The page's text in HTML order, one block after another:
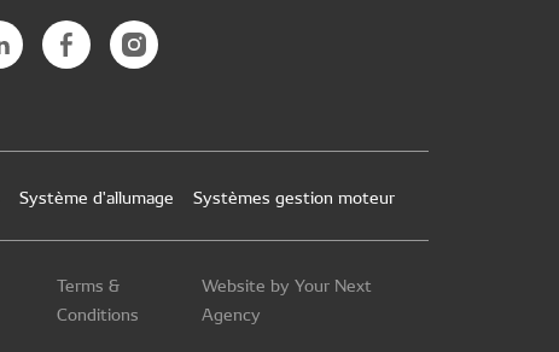
Système d'allumage Systèmes gestion moteur
Terms &
Conditions
Website by Your Next
Agency